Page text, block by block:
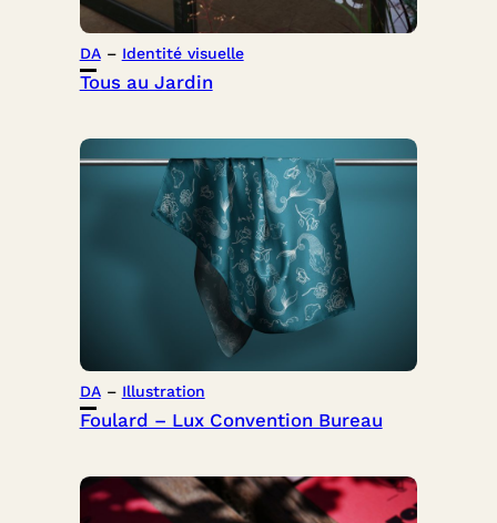
DA – Identité visuelle
Tous au Jardin
DA – Illustration
Foulard – Lux Convention Bureau